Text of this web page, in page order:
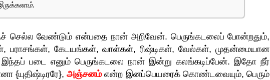
செல்ல வேண்டும் என்பதை நான் அறிவேன். பெருங்கடலைப் போன்றதும்,
பராசங்கள், கேடயங்கள், வாள்கள், ரிஷ்டிகள், வேல்கள், முதன்மையான
படை எனும் பெருங்கடலை நான் இன்று கலங்கடிப்பேன். இதோ நீர்
{யுதிஷ்டிரரே},அஞ்சனம்என்ற இனப்பெயரைக் கொண்டவையும், பெரும்